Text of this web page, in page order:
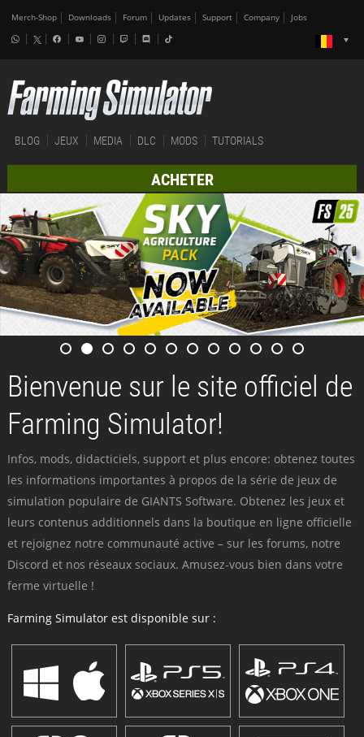
Merch-Shop Downloads Forum Updates Support Company Jobs
BLOG JEUX MEDIA DLC MODS TUTORIALS
ACHETER
Bienvenue sur le site officiel de
Farming Simulator!
Infos, mods, didacticiels, support et plus encore: obtenez toutes
les informations importantes à propos de la série de jeux de
simulation populaire de GIANTS Software. Obtenez les jeux et
leurs contenus additionnels dans la boutique en ligne officielle
et rejoignez notre communauté active – sur les forums, notre
Discord et nos réseaux sociaux. Amusez-vous bien dans votre
ferme virtuelle !
Farming Simulator est disponible sur :